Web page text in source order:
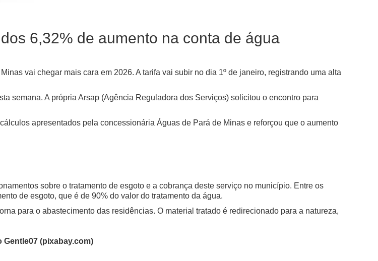
6,32% de aumento na conta de água
vai chegar mais cara em 2026. A tarifa vai subir no dia 1º de janeiro, registrando uma alta
semana. A própria Arsap (Agência Reguladora dos Serviços) solicitou o encontro para
apresentados pela concessionária Águas de Pará de Minas e reforçou que o aumento
sobre o tratamento de esgoto e a cobrança deste serviço no município. Entre os
de esgoto, que é de 90% do valor do tratamento da água.
para o abastecimento das residências. O material tratado é redirecionado para a natureza,
Gentle07 (pixabay.com)